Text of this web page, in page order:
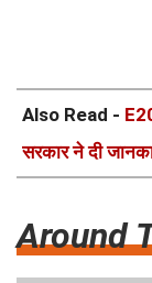
Also Read -
सरकार ने दी
Around